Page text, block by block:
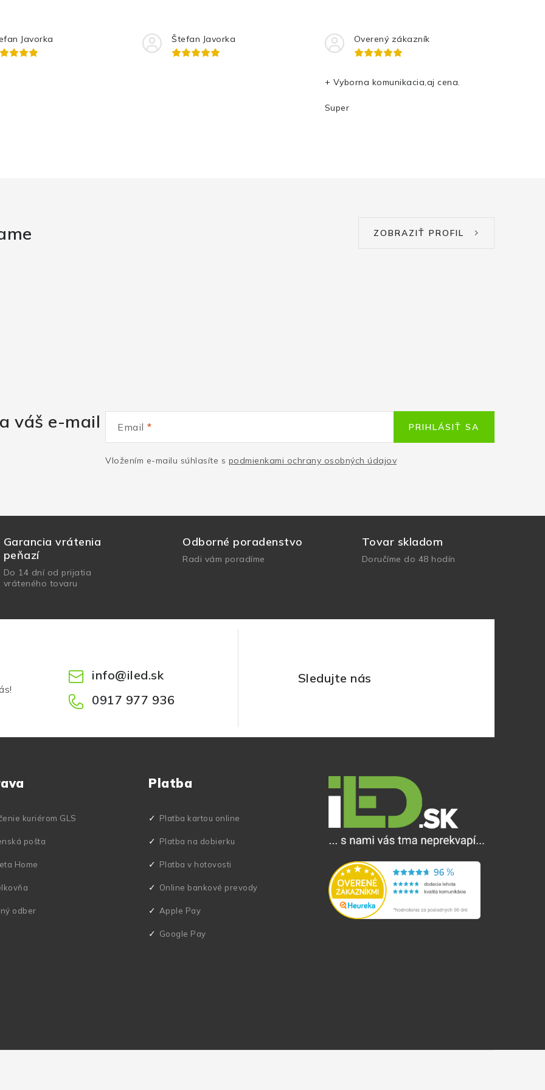
Javorka Štefan Javorka Overený zákazník
+ Vyborna komunikacia,aj cena.
Super
ZOBRAZIŤ PROFIL
váš e-mail Email
Vložením e-mailu súhlasíte s podmienkami ochrany osobných údajov
PRIHLÁSIŤ SA
Garancia vrátenia
peňazí
Do 14 dní od prijatia
vráteného tovaru
Odborné poradenstvo
Radi vám poradíme
Tovar skladom
Doručíme do 48 hodín
info@iled.sk
0917 977 936
kuriérom GLS
pošta
Home
odber
Platba
Platba kartou online
Platba na dobierku
Platba v hotovosti
Online bankové prevody
Apple Pay
Google Pay